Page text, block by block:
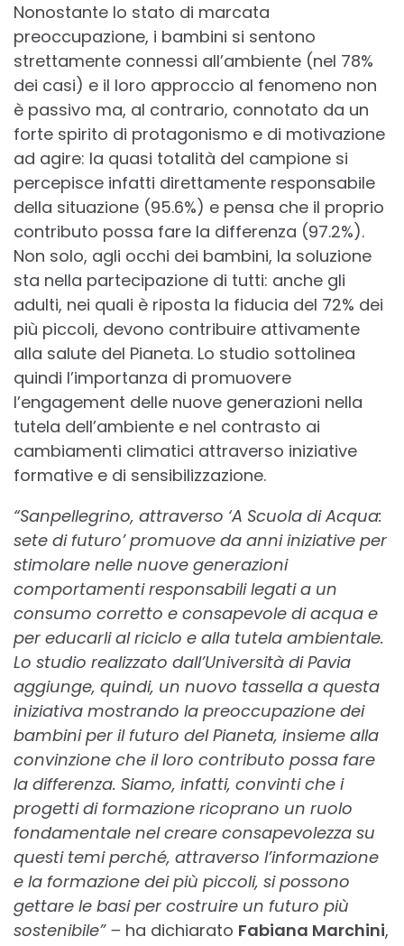
Nonostante lo stato di marcata
preoccupazione, i bambini si sentono
strettamente connessi all’ambiente (nel 78%
dei casi) e il loro approccio al fenomeno non
è passivo ma, al contrario, connotato da un
forte spirito di protagonismo e di motivazione
ad agire: la quasi totalità del campione si
percepisce infatti direttamente responsabile
della situazione (95.6%) e pensa che il proprio
contributo possa fare la differenza (97.2%).
Non solo, agli occhi dei bambini, la soluzione
sta nella partecipazione di tutti: anche gli
adulti, nei quali è riposta la fiducia del 72% dei
più piccoli, devono contribuire attivamente
alla salute del Pianeta. Lo studio sottolinea
quindi l’importanza di promuovere
l’engagement delle nuove generazioni nella
tutela dell’ambiente e nel contrasto ai
cambiamenti climatici attraverso iniziative
formative e di sensibilizzazione.
“Sanpellegrino, attraverso ‘A Scuola di Acqua:
sete di futuro’ promuove da anni iniziative per
stimolare nelle nuove generazioni
comportamenti responsabili legati a un
consumo corretto e consapevole di acqua e
per educarli al riciclo e alla tutela ambientale.
Lo studio realizzato dall’Università di Pavia
aggiunge, quindi, un nuovo tassella a questa
iniziativa mostrando la preoccupazione dei
bambini per il futuro del Pianeta, insieme alla
convinzione che il loro contributo possa fare
la differenza. Siamo, infatti, convinti che i
progetti di formazione ricoprano un ruolo
fondamentale nel creare consapevolezza su
questi temi perché, attraverso l’informazione
e la formazione dei più piccoli, si possono
gettare le basi per costruire un futuro più
sostenibile” – ha dichiarato Fabiana Marchini,